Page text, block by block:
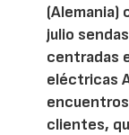
(Alemania)
julio
centradas
eléctricas
clientes,